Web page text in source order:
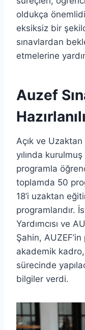
oldukça
eksiksiz bir
sınavlardan
etmelerine
Auzef
Açık ve
yılında
programla
toplamda 50
18’i uzaktan
programlarıdır.
Yardımcısı ve
Şahin,
akademik kadro,
sürecinde
bilgiler verdi.